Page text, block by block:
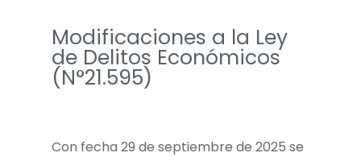
Modificaciones a la Ley
de Delitos Económicos
(N°21.595)
Con fecha 29 de septiembre de 2025 se